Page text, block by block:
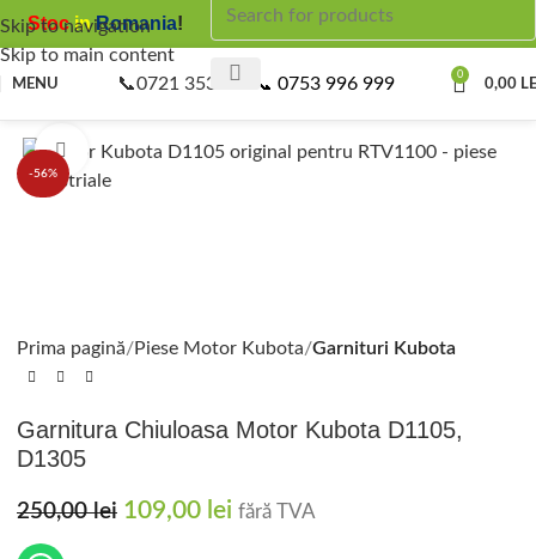
Skip to navigation
Skip to main content
Stocin Romania!
MENU 📞0721 353 087 📞 0753 996 999 0
0,00
-56%
Click to enlarge
Prima pagină Piese Motor Kubota Garnituri Kubota
Garnitura Chiuloasa Motor Kubota D1105,
D1305
250,00lei 109,00 lei fără TVA